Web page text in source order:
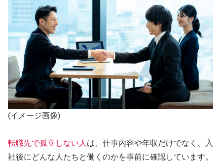
(イメージ画像)
転職先で孤立しない人は、仕事内容や年収だけでなく、入
社後にどんな人たちと働くのかを事前に確認しています。